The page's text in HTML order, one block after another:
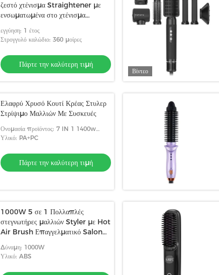
ζεστό χτένισμα Straightener με
ενσωματωμένα στο χτένισμα
εγγύηση: 1 έτος
Στρογγυλό καλώδιο: 360 μοίρες
Πάρτε την καλύτερη τιμή
Βίντεο
Ελαφρύ Χρυσό Κουτί Κρέας Στυλερ
Στρίψιμο Μαλλιών Με Συσκευές
Ονομασία προϊόντος: 7 IN 1 1400w
στεγνωτήρας μαλλιών
Υλικό: PA+PC
Πάρτε την καλύτερη τιμή
1000W 5 σε 1 Πολλαπλές
στεγνωτήρες μαλλιών Styler με Hot
Air Brush Επαγγελματικό Salon
Δύναμη: 1000W
Υλικό: ABS